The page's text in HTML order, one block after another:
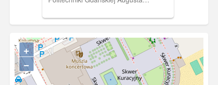
architekci Adolf Bielefeldt i Paul
[IDX:2254,1174]
+
−